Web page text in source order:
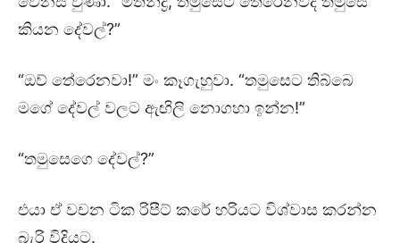
කියන දේවල්?”
“ඔව් තේරෙනවා!” මං කෑගැහුවා. “තමුසෙට තිබ්බෙ
මගේ දේවල් වලට ඇඟිලි නොගහා ඉන්න!”
“තමුසෙගෙ දේවල්?”
එයා ඒ වචන ටික රිපීට් කරේ හරියට විශ්වාස කරන්න
බැරි විදියට.